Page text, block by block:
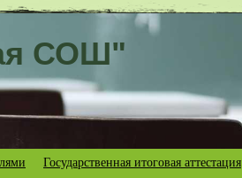
СОШ"
Государственная итоговая аттестация